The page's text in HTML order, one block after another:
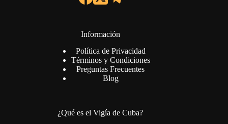
Información
Política de Privacidad
Términos y Condiciones
Preguntas Frecuentes
Blog
¿Qué es el Vigía de Cuba?